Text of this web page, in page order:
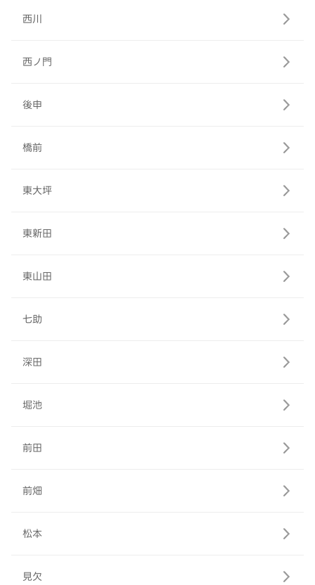
西川
西ノ門
後申
橋前
東大坪
東新田
東山田
七助
深田
堀池
前田
前畑
松本
見欠